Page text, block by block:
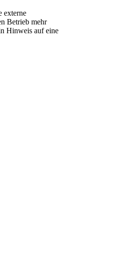
externe
Betrieb mehr
Hinweis auf eine